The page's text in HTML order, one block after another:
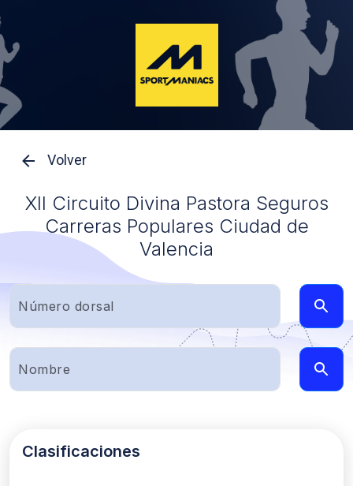
Volver
XII Circuito Divina Pastora Seguros
Carreras Populares Ciudad de
Valencia
Clasificaciones